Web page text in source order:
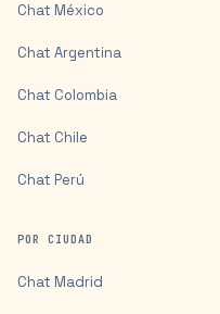
Chat México
Chat Argentina
Chat Colombia
Chat Chile
Chat Perú
POR CIUDAD
Chat Madrid